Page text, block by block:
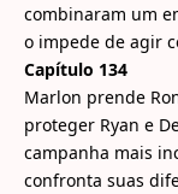
combinaram um
o impede de agir
Capítulo 134
Marlon prende
proteger Ryan e
campanha mais
confronta suas